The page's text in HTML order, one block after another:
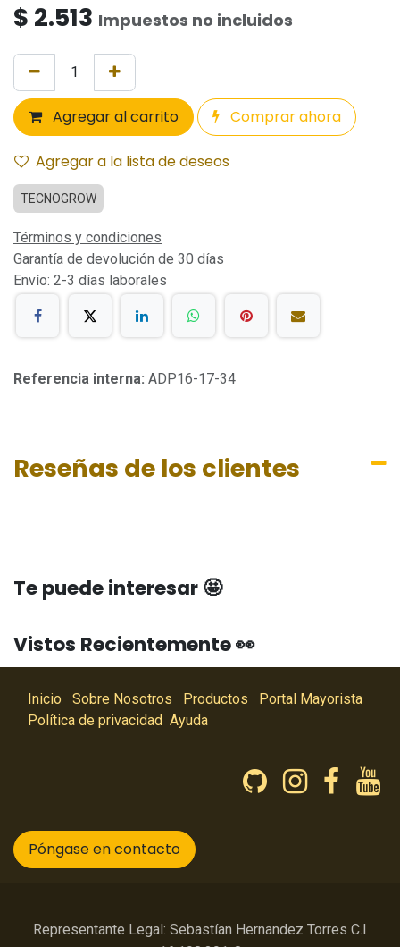
$ 2.513 Impuestos no incluidos
Agregar al carrito Comprar ahora
Agregar a la lista de deseos
TECNOGROW
Términos y condiciones
Garantía de devolución de 30 días
Envío: 2-3 días laborales
Referencia interna: ADP16-17-34
Reseñas de los clientes
Te puede interesar 🤩
Vistos Recientemente 👀
Inicio Sobre Nosotros Productos
Portal Mayorista
Política de privacidad Ayuda
Póngase en contacto
Representante Legal: Sebastían Hernandez Torres C.I